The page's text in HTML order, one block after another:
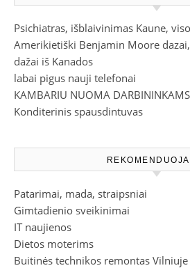
Psichiatras, išblaivinimas Kaune,
Amerikietiški Benjamin Moore
dažai iš Kanados
labai pigus nauji telefonai
KAMBARIU NUOMA DARBININKAMS
Konditerinis spausdintuvas
Patarimai, mada, straipsniai
Gimtadienio sveikinimai
IT naujienos
Dietos moterims
Buitinės technikos remontas Vilniuje